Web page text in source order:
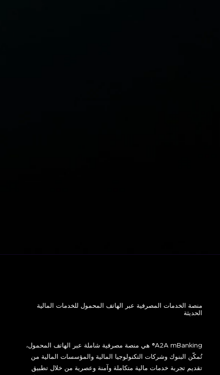
منصة الخدمات المصرفية عبر الهاتف المحمول للخدمات المالية
الحديثة
A2A mBanking® هي منصة مصرفية شاملة عبر الهاتف المحمول،
تُمكّن البنوك وشركات التكنولوجيا المالية والمؤسسات المالية من
تقديم تجربة خدمات مالية متكاملة وآمنة وعصرية من خلال تطبيق